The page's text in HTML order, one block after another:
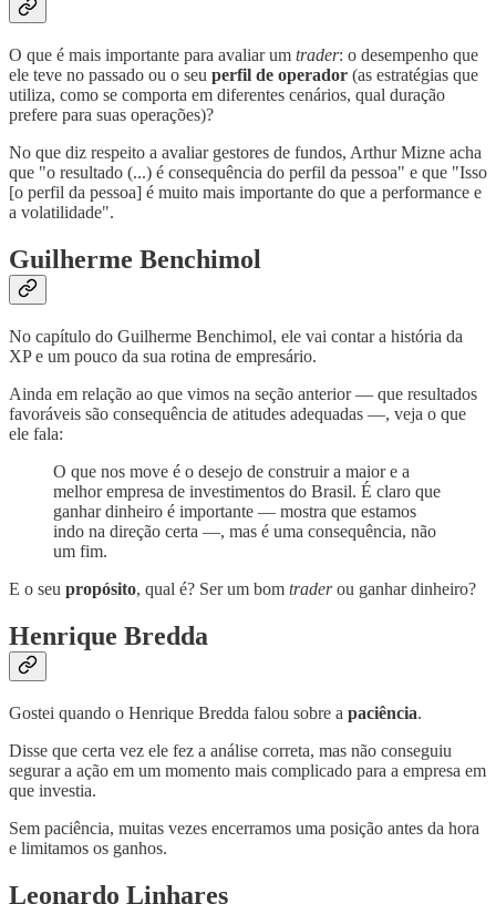
O que é mais importante para avaliar um trader: o desempenho que
ele teve no passado ou o seu perfil de operador (as estratégias que
utiliza, como se comporta em diferentes cenários, qual duração
prefere para suas operações)?
No que diz respeito a avaliar gestores de fundos, Arthur Mizne acha
que "o resultado (...) é consequência do perfil da pessoa" e que "Isso
[o perfil da pessoa] é muito mais importante do que a performance e
a volatilidade".
Guilherme Benchimol
No capítulo do Guilherme Benchimol, ele vai contar a história da
XP e um pouco da sua rotina de empresário.
Ainda em relação ao que vimos na seção anterior — que resultados
favoráveis são consequência de atitudes adequadas —, veja o que
ele fala:
O que nos move é o desejo de construir a maior e a
melhor empresa de investimentos do Brasil. É claro que
ganhar dinheiro é importante — mostra que estamos
indo na direção certa —, mas é uma consequência, não
um fim.
E o seu propósito, qual é? Ser um bom traderou ganhar dinheiro?
Henrique Bredda
Gostei quando o Henrique Bredda falou sobre a paciência.
Disse que certa vez ele fez a análise correta, mas não conseguiu
segurar a ação em um momento mais complicado para a empresa em
que investia.
Sem paciência, muitas vezes encerramos uma posição antes da hora
e limitamos os ganhos.
Leonardo Linhares